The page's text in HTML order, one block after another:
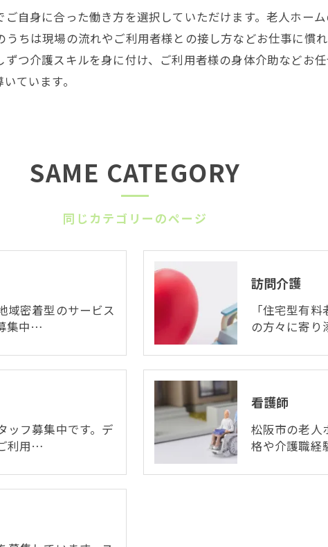
自身に合った働き方を選択していただけます。老人ホー
ちは現場の流れやご利用者様との接し方などお仕事に慣
つ介護スキルを身に付け、ご利用者様の身体介助などお
ています。
同じカテゴリーのページ
SAME CATEGORY
域密着型のサービス
集中…
訪問介護
「住宅型有
の方々に寄
ッフ募集中です。デ
利用…
看護師
松阪市の老人
格や介護職